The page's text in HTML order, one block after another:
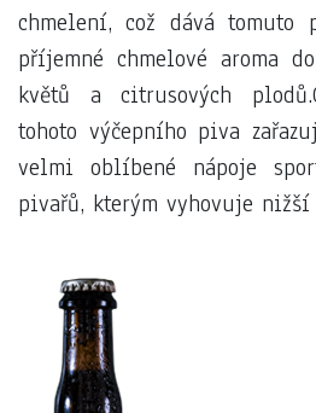
chmelení, což dává tomuto
příjemné chmelové aroma
květů a citrusových plodů.
tohoto výčepního piva
velmi oblíbené nápoje
pivařů, kterým vyhovuje